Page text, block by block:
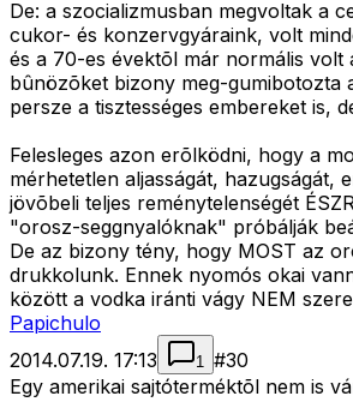
De: a szocializmusban megvoltak a
cukor- és konzervgyáraink, volt
és a 70-es évektõl már normális volt
bûnözõket bizony meg-gumibotozta
persze a tisztességes embereket is,
Felesleges azon erõlködni, hogy a
mérhetetlen aljasságát, hazugságát,
jövõbeli teljes reménytelenségét
"orosz-seggnyalóknak" próbálják
De az bizony tény, hogy MOST az
drukkolunk. Ennek nyomós okai
között a vodka iránti vágy NEM
Papichulo
2014.07.19. 17:13
1 #30
Egy amerikai sajtóterméktõl nem is